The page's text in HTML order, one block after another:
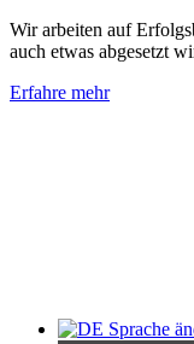
Wir arbeiten auf
auch etwas abgesetzt
Erfahre mehr
Sprache